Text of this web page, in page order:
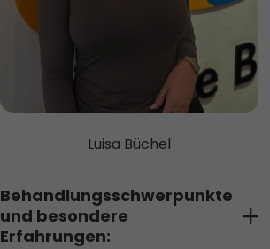
Poltern), Dysphagien und
neurogener Störungen (Aphasie,
Dysarthrie, buccofaciale und
Sprechapraxien; Facialisparesen),
sowie von beatmungspflichtigen
Patienten
Luisa Büchel
Behandlungsschwerpunkte
und besondere
Erfahrungen: